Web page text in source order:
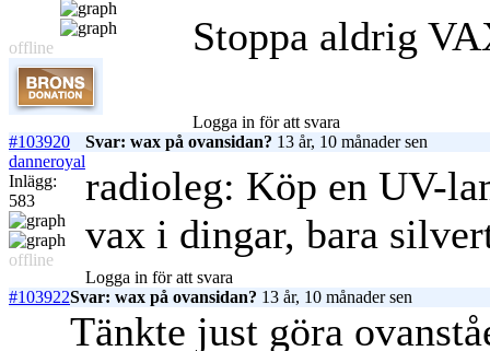
offline Stoppa aldrig
Logga in för att svara
#103920
Svar: wax på ovansidan? 13 år, 10 månader sen
danneroyal
Inlägg:
583
offline
radioleg: Köp en UV-
vax i dingar, bara
Logga in för att svara
#103922Svar: wax på ovansidan? 13 år, 10 månader sen
Tänkte just göra